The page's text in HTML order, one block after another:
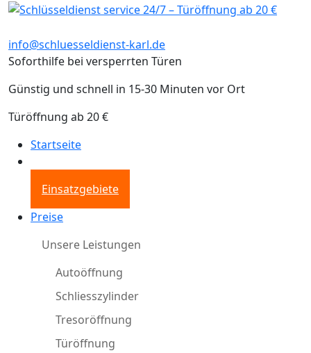
info@schluesseldienst-karl.de
Soforthilfe bei versperrten Türen
Günstig und schnell in 15-30 Minuten vor Ort
Türöffnung ab 20 €
Startseite
Einsatzgebiete
Preise
Unsere Leistungen
Autoöffnung
Schliesszylinder
Tresoröffnung
Türöffnung